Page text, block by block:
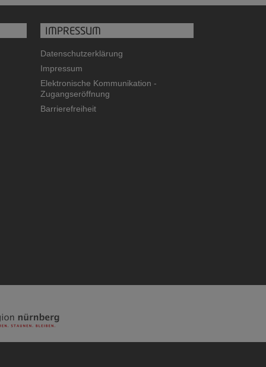
IMPRESSUM
Datenschutzerklärung
Impressum
Elektronische Kommunikation -
Zugangseröffnung
Barrierefreiheit